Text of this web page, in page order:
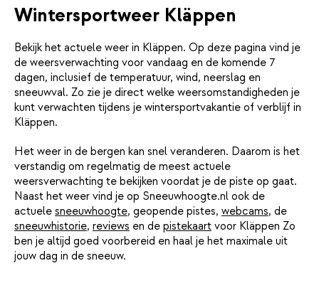
Wintersportweer Kläppen
Bekijk het actuele weer in Kläppen. Op deze pagina vind je
de weersverwachting voor vandaag en de komende 7
dagen, inclusief de temperatuur, wind, neerslag en
sneeuwval. Zo zie je direct welke weersomstandigheden je
kunt verwachten tijdens je wintersportvakantie of verblijf in
Kläppen.
Het weer in de bergen kan snel veranderen. Daarom is het
verstandig om regelmatig de meest actuele
weersverwachting te bekijken voordat je de piste op gaat.
Naast het weer vind je op Sneeuwhoogte.nl ook de
actuele sneeuwhoogte, geopende pistes, webcams, de
sneeuwhistorie, reviews en de pistekaart voor Kläppen Zo
ben je altijd goed voorbereid en haal je het maximale uit
jouw dag in de sneeuw.